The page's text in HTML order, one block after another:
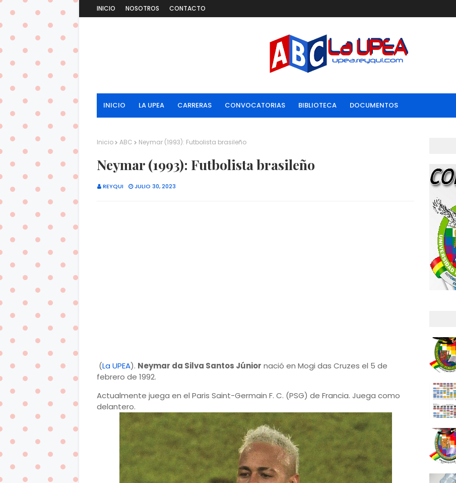
INICIO NOSOTROS CONTACTO
INICIO LA UPEA CARRERAS CONVOCATORIAS BIBLIOTECA DOCUMENTOS
Inicio ABC Neymar (1993): Futbolista brasileño
Neymar (1993): Futbolista brasileño
REYQUI JULIO 30, 2023
(La UPEA). Neymar da Silva Santos Júnior nació en Mogi das Cruzes el 5 de
febrero de 1992.
Actualmente juega en el Paris Saint-Germain F. C. (PSG) de Francia. Juega como
delantero.